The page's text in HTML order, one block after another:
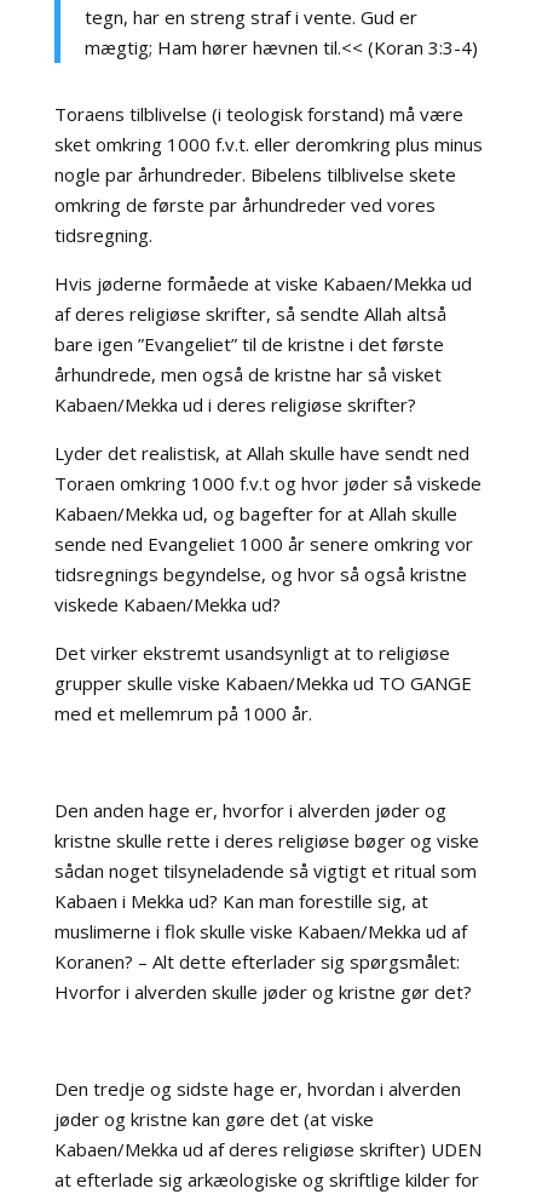
tegn, har en streng straf i vente. Gud er
mægtig; Ham hører hævnen til.<< (Koran 3:3-4)
Toraens tilblivelse (i teologisk forstand) må være
sket omkring 1000 f.v.t. eller deromkring plus minus
nogle par århundreder. Bibelens tilblivelse skete
omkring de første par århundreder ved vores
tidsregning.
Hvis jøderne formåede at viske Kabaen/Mekka ud
af deres religiøse skrifter, så sendte Allah altså
bare igen ”Evangeliet” til de kristne i det første
århundrede, men også de kristne har så visket
Kabaen/Mekka ud i deres religiøse skrifter?
Lyder det realistisk, at Allah skulle have sendt ned
Toraen omkring 1000 f.v.t og hvor jøder så viskede
Kabaen/Mekka ud, og bagefter for at Allah skulle
sende ned Evangeliet 1000 år senere omkring vor
tidsregnings begyndelse, og hvor så også kristne
viskede Kabaen/Mekka ud?
Det virker ekstremt usandsynligt at to religiøse
grupper skulle viske Kabaen/Mekka ud TO GANGE
med et mellemrum på 1000 år.
Den anden hage er, hvorfor i alverden jøder og
kristne skulle rette i deres religiøse bøger og viske
sådan noget tilsyneladende så vigtigt et ritual som
Kabaen i Mekka ud? Kan man forestille sig, at
muslimerne i flok skulle viske Kabaen/Mekka ud af
Koranen? – Alt dette efterlader sig spørgsmålet:
Hvorfor i alverden skulle jøder og kristne gør det?
Den tredje og sidste hage er, hvordan i alverden
jøder og kristne kan gøre det (at viske
Kabaen/Mekka ud af deres religiøse skrifter) UDEN
at efterlade sig arkæologiske og skriftlige kilder for